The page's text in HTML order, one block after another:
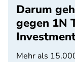
Darum
gegen 1N
Mehr als